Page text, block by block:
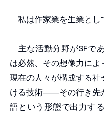
私は作家業を生業とし
主な活動分野がSFで
は必然、その想像力によ
現在の人々が構成する
ける技術――その行き先
語という形態で出力す